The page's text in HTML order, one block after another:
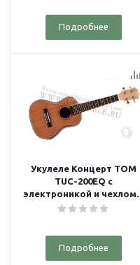
Подробнее
Укулеле Концерт TOM
TUC-200EQ с
электроникой и чехлом в
комплекте
Подробнее